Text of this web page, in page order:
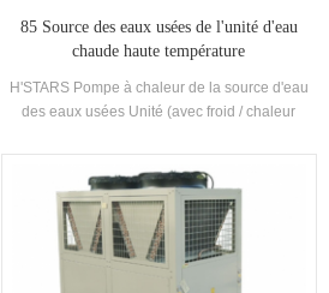
85 Source des eaux usées de l'unité d'eau
chaude haute température
H'STARS Pompe à chaleur de la source d'eau
des eaux usées Unité (avec froid / chaleur
développé et fabriqué pour la salle de bain, une
piscine à ressorts chaude, une piscine et
d'autres baignades, extrayant la chaleur des
eaux usées domestiques, économiser de
l'énergie et protéger le Environnement.Energy
L'épargne est de 30% ~ 50% comparé à la